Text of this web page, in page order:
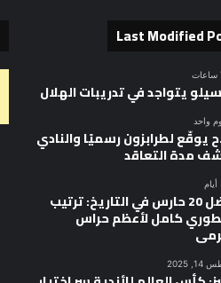
Last Modified
يتواجد في تدريبات الهلال
واحد
يوقّع لطرابزون رسميًا والنادي
مدة التعاقد
أفضل 20 حارس في التاريخ: ترتيب
كامل لأعظم حراس
2025